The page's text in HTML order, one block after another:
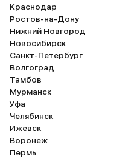
Краснодар
Ростов-на-Дону
Нижний Новгород
Новосибирск
Санкт-Петербург
Волгоград
Тамбов
Мурманск
Уфа
Челябинск
Ижевск
Воронеж
Пермь